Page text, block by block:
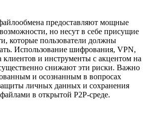
предоставляют мощные
но несут в себе присущие
которые пользователи должны
Использование шифрования, VPN,
клиентов и инструменты с акцентом на
снижают эти риски. Важно
и осознанным в вопросах
личных данных и сохранения
в открытой P2P-среде.